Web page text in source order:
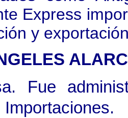
Express
y
Fue